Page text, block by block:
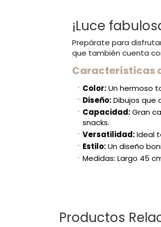
¡Luce
Prepárate para
que también cuenta
Características
Color:Un hermoso
Diseño:Dibujos que
Capacidad:Gran
snacks.
Versatilidad:Ideal
Estilo:Un diseño
Medidas: Largo 45
Productos